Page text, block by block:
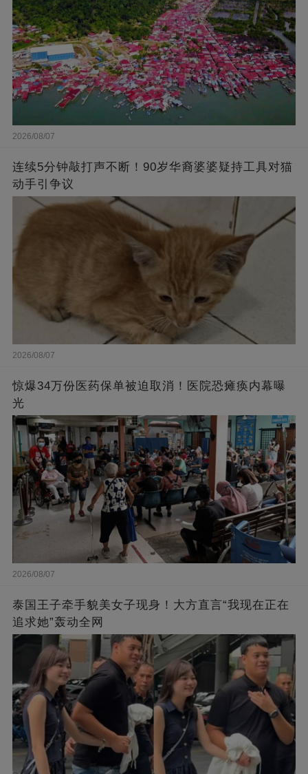
2026/08/07
连续5分钟敲打声不断！90岁华裔婆婆疑持工具对猫
动手引争议
2026/08/07
惊爆34万份医药保单被迫取消！医院恐瘫痪内幕曝
光
2026/08/07
泰国王子牵手貌美女子现身！大方直言“我现在正在
追求她”轰动全网